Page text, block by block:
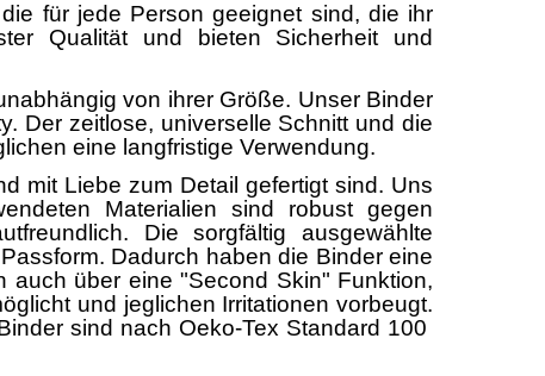
für jede Person geeignet sind, die ihr
Qualität und bieten Sicherheit und
von ihrer Größe. Unser Binder
Der zeitlose, universelle Schnitt und die
eine langfristige Verwendung.
mit Liebe zum Detail gefertigt sind. Uns
Materialien sind robust gegen
Die sorgfältig ausgewählte
Dadurch haben die Binder eine
auch über eine "Second Skin" Funktion,
und jeglichen Irritationen vorbeugt.
sind nach Oeko-Tex Standard 100